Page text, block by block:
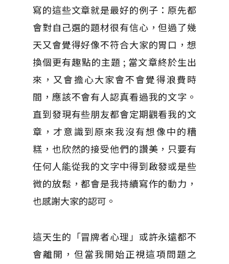
寫的這些文章就是最好的例子：原先都
會對自己選的題材很有信心，但過了幾
天又會覺得好像不符合大家的胃口，想
換個更有趣點的主題 ; 當文章終於生出
來，又會擔心大家會不會覺得浪費時
間，應該不會有人認真看過我的文字。
直到發現有些朋友都會定期觀看我的文
章，才意識到原來我沒有想像中的糟
糕，也欣然的接受他們的讚美，只要有
任何人能從我的文字中得到啟發或是些
微的放鬆，都會是我持續寫作的動力，
也感謝大家的認可。
這天生的「冒牌者心理」或許永遠都不
會離開，但當我開始正視這項問題之